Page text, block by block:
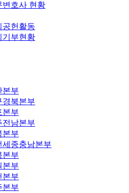
변호사 현황
공헌활동
기부현황
본부
경북본부
본부
전남본부
본부
세종충남본부
본부
본부
본부
본부